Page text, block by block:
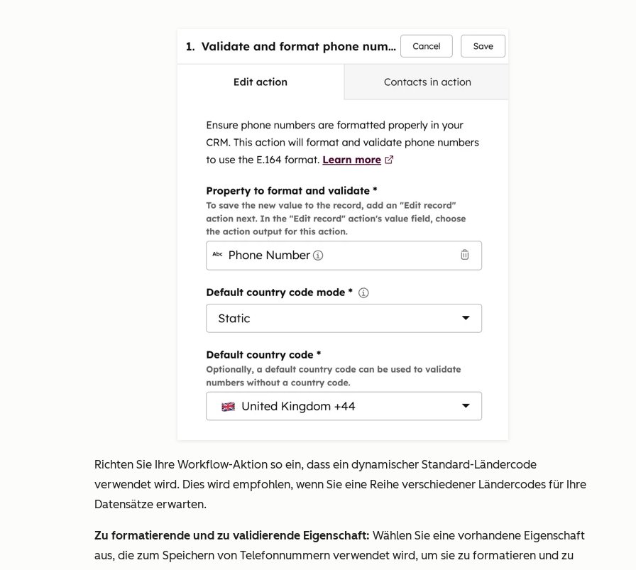
Richten Sie Ihre Workflow-Aktion so ein, dass ein dynamischer Standard-Ländercode
verwendet wird. Dies wird empfohlen, wenn Sie eine Reihe verschiedener Ländercodes für Ihre
Datensätze erwarten.
Zu formatierende und zu validierende Eigenschaft: Wählen Sie eine vorhandene Eigenschaft
aus, die zum Speichern von Telefonnummern verwendet wird, um sie zu formatieren und zu